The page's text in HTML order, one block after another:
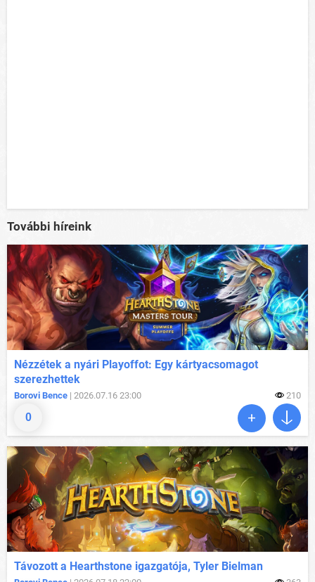
További híreink
0
Nézzétek a nyári Playoffot: Egy kártyacsomagot
szerezhettek
Borovi Bence | 2026.07.16 23:00 210
Távozott a Hearthstone igazgatója, Tyler Bielman